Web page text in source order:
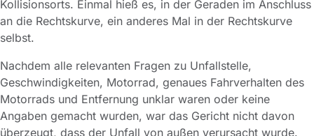
Kollisionsorts. Einmal hieß es, in der Geraden im Anschluss
an die Rechtskurve, ein anderes Mal in der Rechtskurve
selbst.
Nachdem alle relevanten Fragen zu Unfallstelle,
Geschwindigkeiten, Motorrad, genaues Fahrverhalten des
Motorrads und Entfernung unklar waren oder keine
Angaben gemacht wurden, war das Gericht nicht davon
überzeugt, dass der Unfall von außen verursacht wurde.